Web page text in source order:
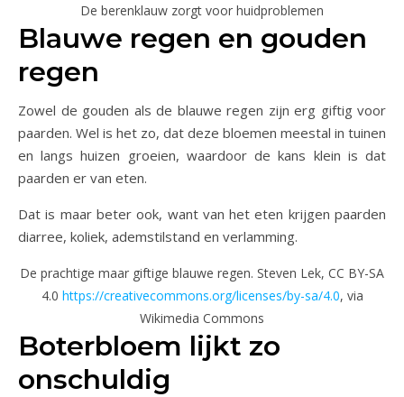
De berenklauw zorgt voor huidproblemen
Blauwe regen en gouden
regen
Zowel de gouden als de blauwe regen zijn erg giftig voor
paarden. Wel is het zo, dat deze bloemen meestal in tuinen
en langs huizen groeien, waardoor de kans klein is dat
paarden er van eten.
Dat is maar beter ook, want van het eten krijgen paarden
diarree, koliek, ademstilstand en verlamming.
De prachtige maar giftige blauwe regen. Steven Lek, CC BY-SA
4.0 https://creativecommons.org/licenses/by-sa/4.0, via
Wikimedia Commons
Boterbloem lijkt zo
onschuldig